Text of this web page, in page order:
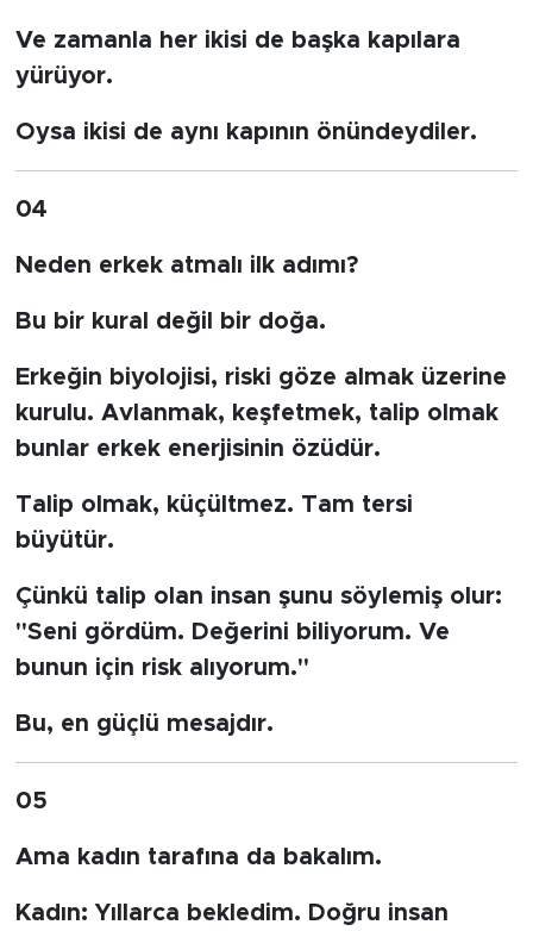
Ve zamanla her ikisi de başka kapılara
yürüyor.
Oysa ikisi de aynı kapının önündeydiler.
04
Neden erkek atmalı ilk adımı?
Bu bir kural değil bir doğa.
Erkeğin biyolojisi, riski göze almak üzerine
kurulu. Avlanmak, keşfetmek, talip olmak
bunlar erkek enerjisinin özüdür.
Talip olmak, küçültmez. Tam tersi
büyütür.
Çünkü talip olan insan şunu söylemiş olur:
"Seni gördüm. Değerini biliyorum. Ve
bunun için risk alıyorum."
Bu, en güçlü mesajdır.
05
Ama kadın tarafına da bakalım.
Kadın:Yıllarca bekledim. Doğru insan